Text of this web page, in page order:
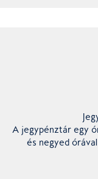
A jegypénztár egy
és negyed